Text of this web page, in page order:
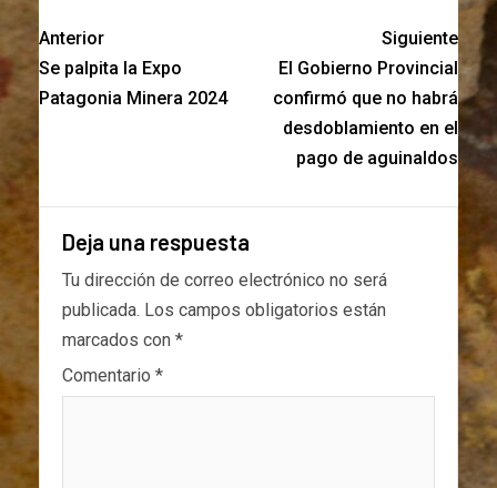
Anterior
Se palpita la Expo
Patagonia Minera 2024
Siguiente
El Gobierno Provincial
confirmó que no habrá
desdoblamiento en el
pago de aguinaldos
Deja una respuesta
Tu dirección de correo electrónico no será
publicada. Los campos obligatorios están
marcados con *
Comentario *